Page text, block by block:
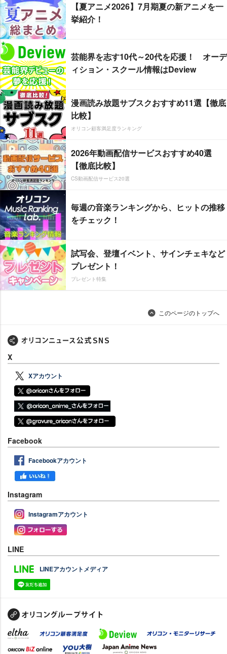
【夏アニメ2026】7月期夏の新アニメを一
挙紹介！
芸能界を志す10代～20代を応援！ オーデ
ィション・スクール情報はDeview
漫画読み放題サブスクおすすめ11選【徹底
比較】
オリコン顧客満足度ランキング
2026年動画配信サービスおすすめ40選
【徹底比較】
CS動画配信サービス20選
毎週の音楽ランキングから、ヒットの推移
をチェック！
試写会、登壇イベント、サインチェキなど
プレゼント！
プレゼント特集
このページのトップへ
X
Xアカウント
Facebook
Facebookアカウント
Instagram
Instagramアカウント
LINE
LINEアカウントメディア